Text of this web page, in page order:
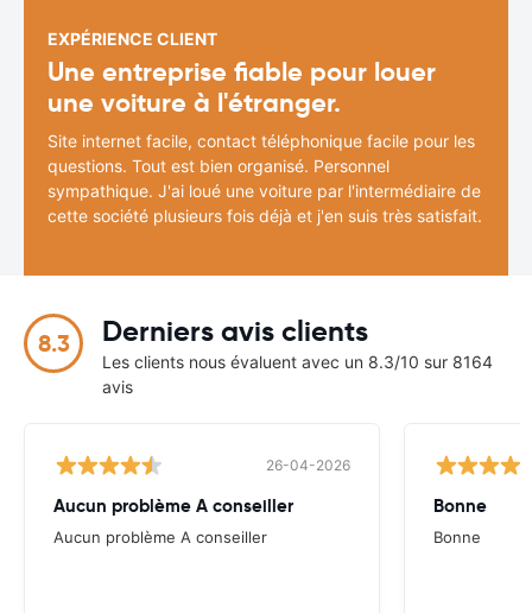
EXPÉRIENCE CLIENT
Une entreprise fiable pour louer
une voiture à l'étranger.
Site internet facile, contact téléphonique facile pour les
questions. Tout est bien organisé. Personnel
sympathique. J'ai loué une voiture par l'intermédiaire de
cette société plusieurs fois déjà et j'en suis très satisfait.
8.3 Derniers avis clients
Les clients nous évaluent avec un 8.3/10 sur 8164
avis
26-04-2026
Aucun problème A conseiller
Aucun problème A conseiller
Bonne
Bonne